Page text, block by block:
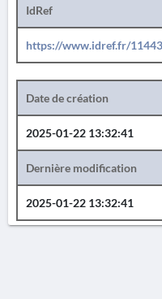
IdRef
https://www.idref.fr/
Date de création
2025-01-22 13:32:41
Dernière modification
2025-01-22 13:32:41